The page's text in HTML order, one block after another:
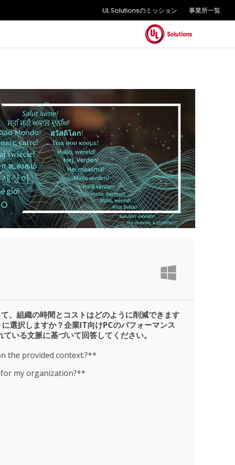
UL Solutionsのミッション 事業所一覧
、組織の時間とコストはどのように削減できます
選択しますか？企業IT向けPCのパフォーマンス
いる文脈に基づいて回答してください。
the provided context:?**
my organization?**
organization